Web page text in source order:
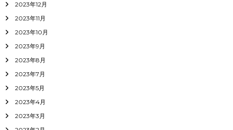
2023年12月
2023年11月
2023年10月
2023年9月
2023年8月
2023年7月
2023年5月
2023年4月
2023年3月